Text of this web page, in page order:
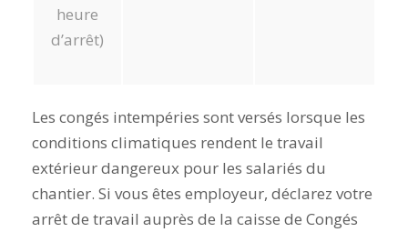
heure
d’arrêt)
Les congés intempéries sont versés lorsque les
conditions climatiques rendent le travail
extérieur dangereux pour les salariés du
chantier. Si vous êtes employeur, déclarez votre
arrêt de travail auprès de la caisse de Congés